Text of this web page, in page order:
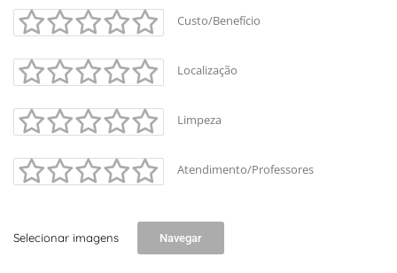
+-
Leaflet
Custo/Benefício
Localização
Limpeza
Atendimento/Professores
Selecionar imagens Navegar